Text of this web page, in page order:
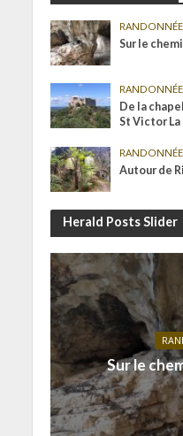
Sur le
De la
St Victor La
Autour de
Herald Posts Slider
Sur le